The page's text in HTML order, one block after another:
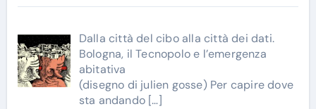
Dalla città del cibo alla città dei dati.
Bologna, il Tecnopolo e l’emergenza
abitativa
(disegno di julien gosse) Per capire dove
sta andando […]